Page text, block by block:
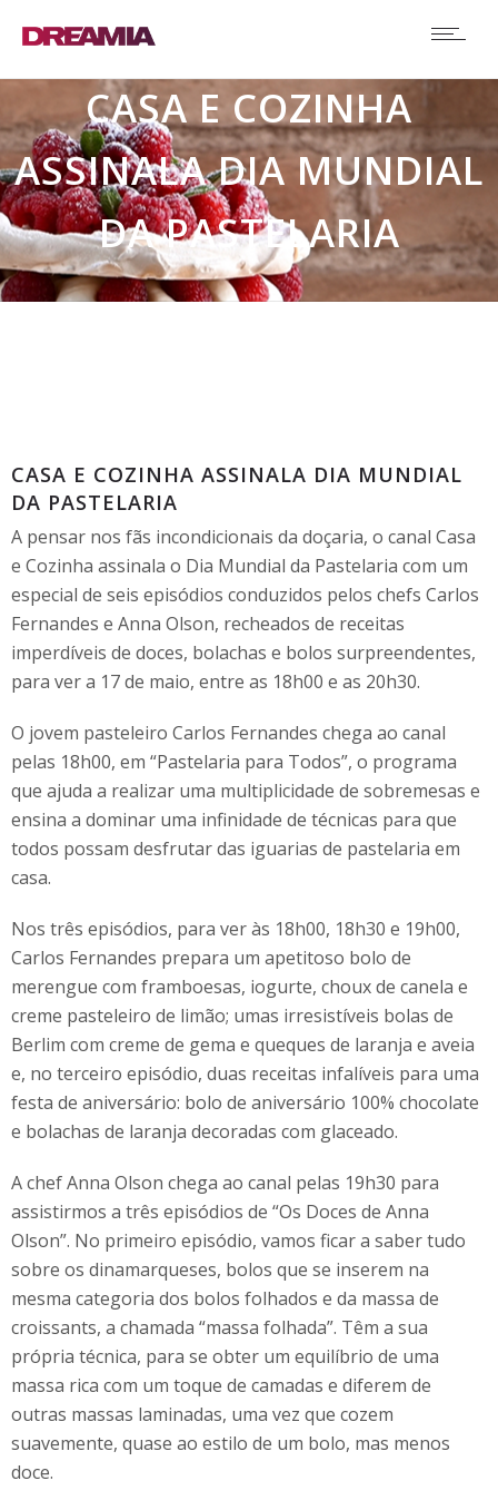
CASA E COZINHA
ASSINALA DIA MUNDIAL
DA PASTELARIA
CASA E COZINHA ASSINALA DIA MUNDIAL
DA PASTELARIA
A pensar nos fãs incondicionais da doçaria, o canal Casa
e Cozinha assinala o Dia Mundial da Pastelaria com um
especial de seis episódios conduzidos pelos chefs Carlos
Fernandes e Anna Olson, recheados de receitas
imperdíveis de doces, bolachas e bolos surpreendentes,
para ver a 17 de maio, entre as 18h00 e as 20h30.
O jovem pasteleiro Carlos Fernandes chega ao canal
pelas 18h00, em “Pastelaria para Todos”, o programa
que ajuda a realizar uma multiplicidade de sobremesas e
ensina a dominar uma infinidade de técnicas para que
todos possam desfrutar das iguarias de pastelaria em
casa.
Nos três episódios, para ver às 18h00, 18h30 e 19h00,
Carlos Fernandes prepara um apetitoso bolo de
merengue com framboesas, iogurte, choux de canela e
creme pasteleiro de limão; umas irresistíveis bolas de
Berlim com creme de gema e queques de laranja e aveia
e, no terceiro episódio, duas receitas infalíveis para uma
festa de aniversário: bolo de aniversário 100% chocolate
e bolachas de laranja decoradas com glaceado.
A chef Anna Olson chega ao canal pelas 19h30 para
assistirmos a três episódios de “Os Doces de Anna
Olson”. No primeiro episódio, vamos ficar a saber tudo
sobre os dinamarqueses, bolos que se inserem na
mesma categoria dos bolos folhados e da massa de
croissants, a chamada “massa folhada”. Têm a sua
própria técnica, para se obter um equilíbrio de uma
massa rica com um toque de camadas e diferem de
outras massas laminadas, uma vez que cozem
suavemente, quase ao estilo de um bolo, mas menos
doce.